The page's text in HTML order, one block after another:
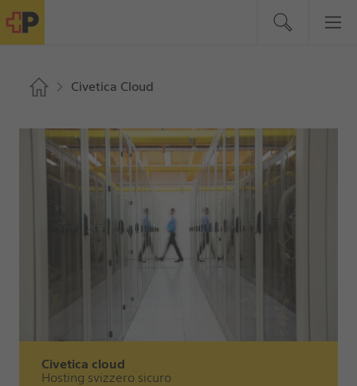
Civetica Cloud
Civetica cloud
Hosting svizzero sicuro